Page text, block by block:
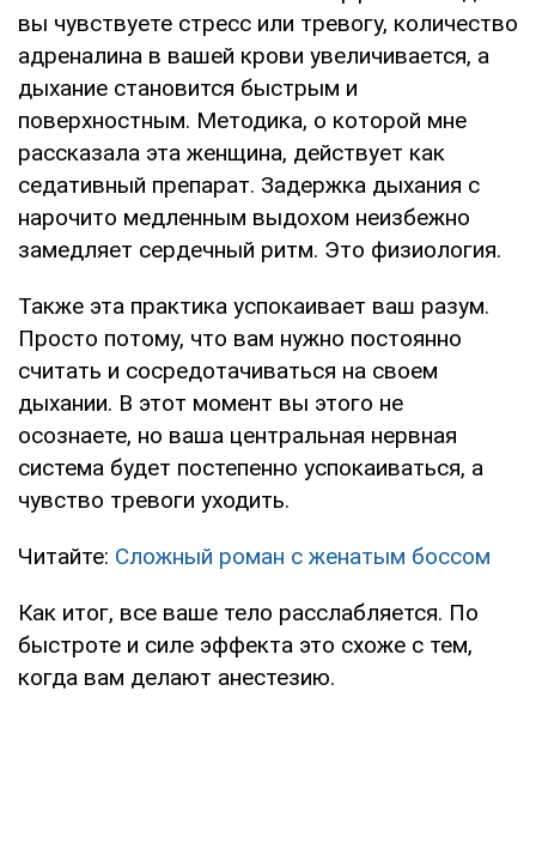
вы чувствуете стресс или тревогу, количество
адреналина в вашей крови увеличивается, а
дыхание становится быстрым и
поверхностным. Методика, о которой мне
рассказала эта женщина, действует как
седативный препарат. Задержка дыхания с
нарочито медленным выдохом неизбежно
замедляет сердечный ритм. Это физиология.
Также эта практика успокаивает ваш разум.
Просто потому, что вам нужно постоянно
считать и сосредотачиваться на своем
дыхании. В этот момент вы этого не
осознаете, но ваша центральная нервная
система будет постепенно успокаиваться, а
чувство тревоги уходить.
Читайте: Сложный роман с женатым боссом
Как итог, все ваше тело расслабляется. По
быстроте и силе эффекта это схоже с тем,
когда вам делают анестезию.